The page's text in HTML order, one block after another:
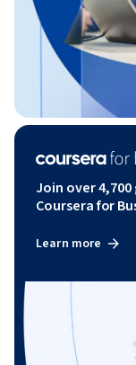
Join over
Coursera for
Learn more